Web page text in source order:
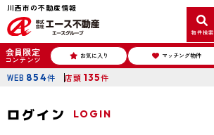
川西市の不動産情報
物件検索
会員限定
コンテンツ お気に入り マッチング物件
WEB 854件 店頭 135件
ログイン LOGIN